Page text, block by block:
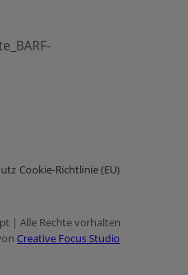
Cookie-Richtlinie (EU)
| Alle Rechte vorhalten
Creative Focus Studio